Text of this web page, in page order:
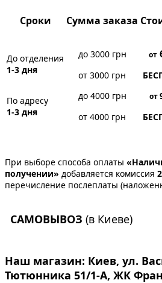
Сроки Сумма заказа
До отделения
1-3 дня
до 3000 грн от
от 3000 грн
По адресу
1-3 дня
до 4000 грн от
от 4000 грн
При выборе способа оплаты
получении» добавляется комиссия
перечисление послеплаты
САМОВЫВОЗ (в Киеве)
Наш магазин: Киев, ул.
Тютюнника 51/1-А, ЖК